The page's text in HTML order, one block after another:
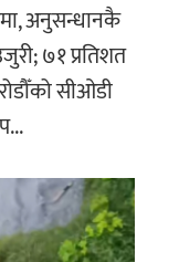
अनुसन्धानकै
७१ प्रतिशत
सीओडी